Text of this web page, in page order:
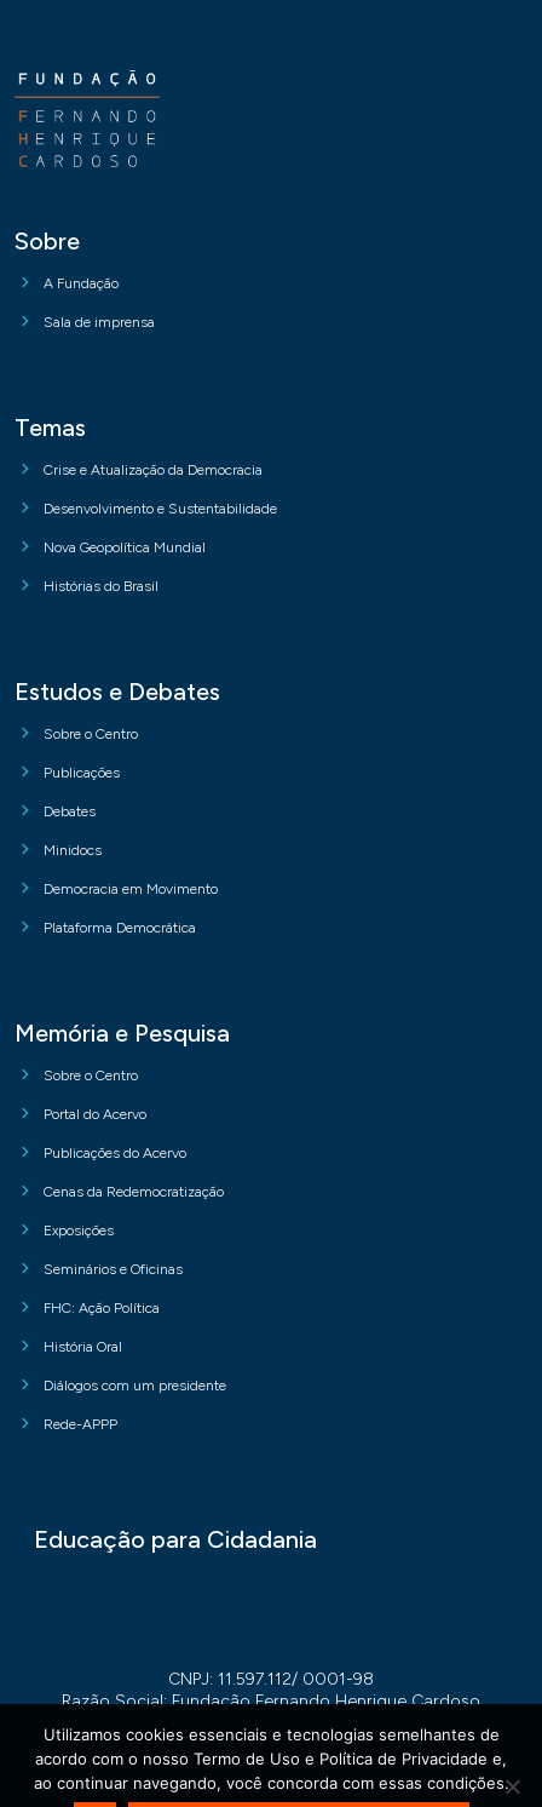
Sobre
A Fundação
Sala de imprensa
Temas
Crise e Atualização da Democracia
Desenvolvimento e Sustentabilidade
Nova Geopolítica Mundial
Histórias do Brasil
Estudos e Debates
Sobre o Centro
Publicações
Debates
Minidocs
Democracia em Movimento
Plataforma Democrática
Memória e Pesquisa
Sobre o Centro
Portal do Acervo
Publicações do Acervo
Cenas da Redemocratização
Exposições
Seminários e Oficinas
FHC: Ação Política
História Oral
Diálogos com um presidente
Rede-APPP
Educação para Cidadania
CNPJ: 11.597.112/ 0001-98
Razão Social: Fundação Fernando Henrique Cardoso
Utilizamos cookies essenciais e tecnologias semelhantes de
acordo com o nosso Termo de Uso e Política de Privacidade e,
ao continuar navegando, você concorda com essas condições.